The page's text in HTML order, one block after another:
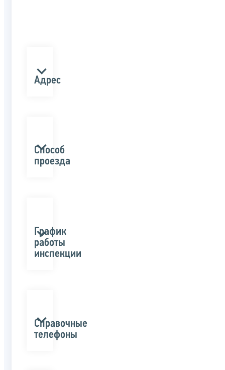
Адрес
Способ
проезда
График
работы
инспекции
Справочные
телефоны